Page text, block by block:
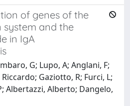
of genes of the
and the
in IgA
G; Lupo, A; Anglani, F;
Gaziotto, R; Furci, L;
Albertazzi, Alberto; Dangelo,